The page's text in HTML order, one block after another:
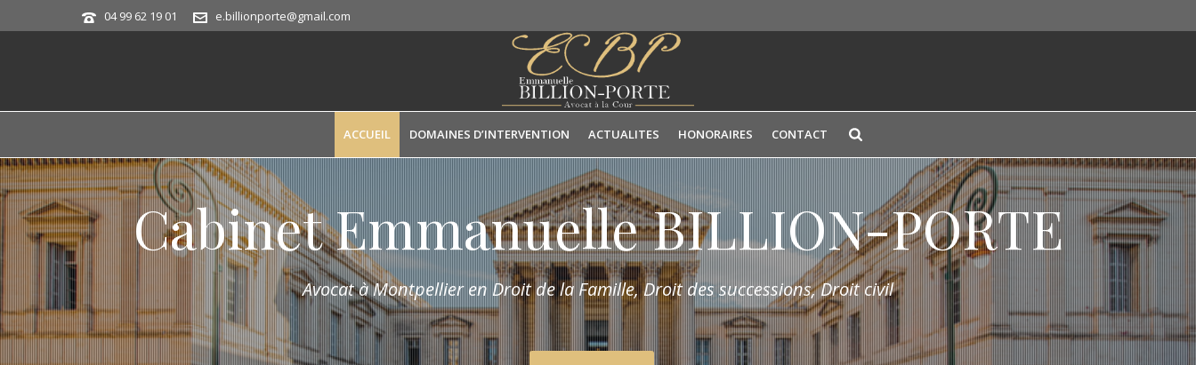
04 99 62 19 01 e.billionporte@gmail.com
ACCUEIL DOMAINES D’INTERVENTION ACTUALITES HONORAIRES CONTACT
Cabinet Emmanuelle BILLION-PORTE
Avocat à Montpellier en Droit de la Famille,Droit des successions, Droit civil